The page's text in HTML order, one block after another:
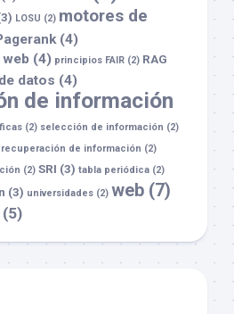
LOSU (2) motores de
(4)
(4) principios FAIR (2) RAG
datos (4)
de información
(2) selección de información (2)
de información (2)
(2) SRI (3) tabla periódica (2)
(3) universidades (2) web (7)
(5)